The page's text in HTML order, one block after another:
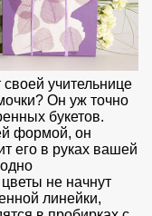
учительнице
Он уж точно
букетов.
формой, он
его в руках вашей
не начнут
линейки,